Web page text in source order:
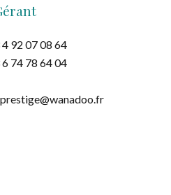
92 07 08 64
74 78 64 04